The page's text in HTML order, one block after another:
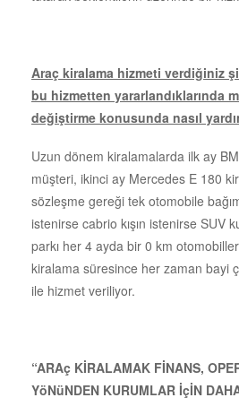
Araç kiralama hizmeti verdiğiniz
bu hizmetten yararlandıklarında
değiştirme konusunda nasıl
Uzun dönem kiralamalarda ilk ay
müşteri, ikinci ay Mercedes E 180
sözleşme gereği tek otomobile
istenirse cabrio kışın istenirse SUV
parkı her 4 ayda bir 0 km
kiralama süresince her zaman bayi
ile hizmet veriliyor.
“ARAç KİRALAMAK FİNANS,
YöNüNDEN KURUMLAR İçİN